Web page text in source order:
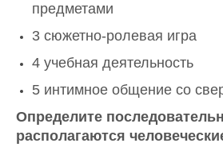
предметами
3 сюжетно-ролевая игра
4 учебная деятельность
5 интимное общение со
Определите
располагаются